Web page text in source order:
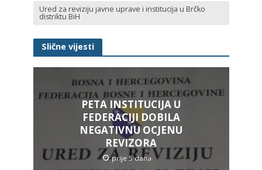
Ured za reviziju javne uprave i institucija u Brčko
distriktu BiH
Slične vijesti
PETA INSTITUCIJA U
FEDERACIJI DOBILA
NEGATIVNU OCJENU
REVIZORA
prije 5 dana